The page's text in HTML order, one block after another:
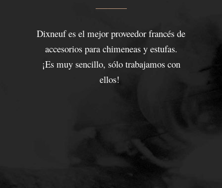
Dixneuf es el mejor proveedor francés de
accesorios para chimeneas y estufas.
¡Es muy sencillo, sólo trabajamos con
ellos!